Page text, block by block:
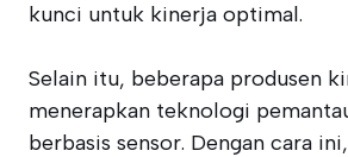
kunci untuk kinerja optimal.
Selain itu, beberapa produsen
menerapkan teknologi
berbasis sensor. Dengan cara